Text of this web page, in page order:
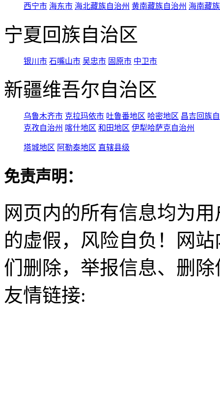
西宁市 海东市 海北藏族自治州 黄南藏族自治州 海南藏
宁夏回族自治区
银川市 石嘴山市 吴忠市 固原市 中卫市
新疆维吾尔自治区
乌鲁木齐市 克拉玛依市 吐鲁番地区 哈密地区 昌吉回族
克孜自治州 喀什地区 和田地区 伊犁哈萨克自治州
塔城地区 阿勒泰地区 直辖县级
免责声明：
网页内的所有信息均为
的虚假，风险自负！网
们删除，举报信息、删
友情链接: